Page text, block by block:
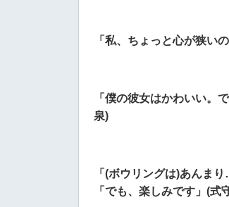
「私、ちょっと心が狭い
「僕の彼女はかわいい
泉)
「(ボウリングは)あんま
「でも、楽しみです」(式